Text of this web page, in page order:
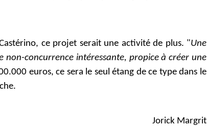
ce projet serait une activité de plus. "Une
concurrence intéressante, propice à créer une
euros, ce sera le seul étang de ce type dans le
Jorick Margrit
Monaco Green Box
Cryptom06